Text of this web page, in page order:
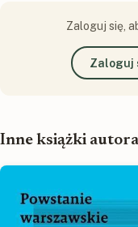
Zaloguj się,
Zaloguj
Inne książki autora